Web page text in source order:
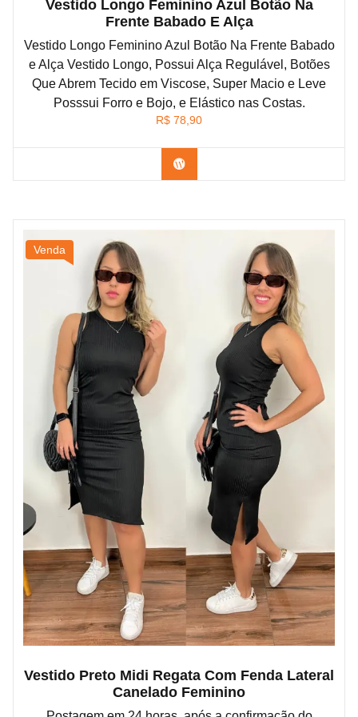
Vestido Longo Feminino Azul Botão Na
Frente Babado E Alça
Vestido Longo Feminino Azul Botão Na Frente Babado
e Alça Vestido Longo, Possui Alça Regulável, Botões
Que Abrem Tecido em Viscose, Super Macio e Leve
Posssui Forro e Bojo, e Elástico nas Costas.
R$ 78,90
Confira na Shopee
Venda
Vestido Preto Midi Regata Com Fenda Lateral
Canelado Feminino